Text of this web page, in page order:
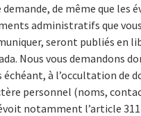
de même que les
administratifs que
seront publiés en
Nous vous demandons
échéant, à l’occultation de
personnel (noms,
notamment l’article 311-